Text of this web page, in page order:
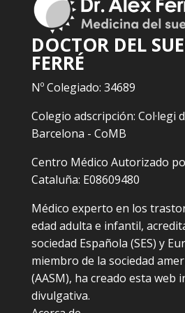
DOCTOR DEL
FERRÉ
Nº Colegiado: 34689
Colegio adscripción: Col·legi
Barcelona - CoMB
Centro Médico Autorizado
Cataluña: E08609480
Médico experto en los
edad adulta e infantil,
sociedad Española (SES) y
miembro de la sociedad
(AASM), ha creado esta web
divulgativa.